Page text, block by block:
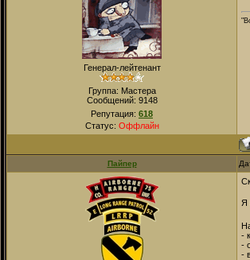
Генерал-лейтенант
Группа: Мастера
Сообщений: 9148
Репутация: 618
Статус: Оффлайн
Пайпер
Я
-
-
-